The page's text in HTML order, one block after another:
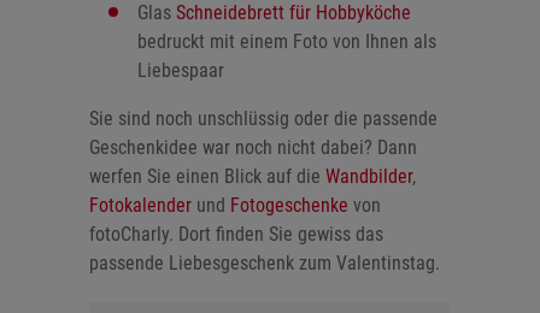
Glas Schneidebrett für Hobbyköche
bedruckt mit einem Foto von Ihnen als
Liebespaar
Sie sind noch unschlüssig oder die passende
Geschenkidee war noch nicht dabei? Dann
werfen Sie einen Blick auf die Wandbilder,
Fotokalender und Fotogeschenke von
fotoCharly. Dort finden Sie gewiss das
passende Liebesgeschenk zum Valentinstag.